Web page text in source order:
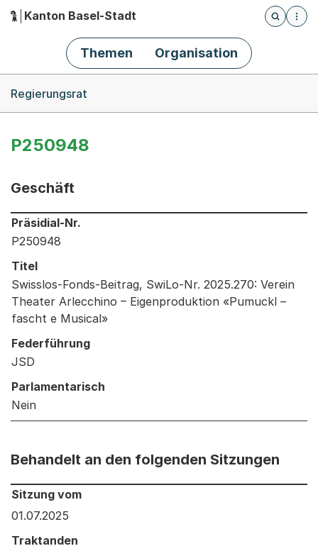
Hauptnavigation
Kanton Basel-Stadt
Öffnet
Themen Organisation
Regierungsrat
P250948
Geschäft
Informationen zum Ausgewählten Geschäft
Präsidial-Nr.
P250948
Titel
Swisslos-Fonds-Beitrag, SwiLo-Nr. 2025.270: Verein
Theater Arlecchino – Eigenproduktion «Pumuckl –
fascht e Musical»
Federführung
JSD
Parlamentarisch
Nein
Behandelt an den folgenden Sitzungen
Behandelt an den folgenden Sitzungen: Informationen
Sitzung vom
01.07.2025
Traktanden